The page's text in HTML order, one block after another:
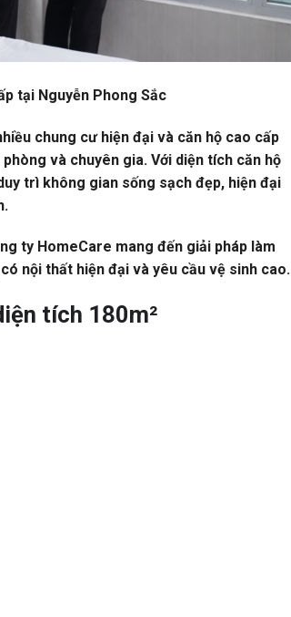
tại Nguyễn Phong Sắc
chung cư hiện đại và căn hộ cao cấp
và chuyên gia. Với diện tích căn hộ
trì không gian sống sạch đẹp, hiện đại
ty HomeCare mang đến giải pháp làm
nội thất hiện đại và yêu cầu vệ sinh cao.
tích 180m²